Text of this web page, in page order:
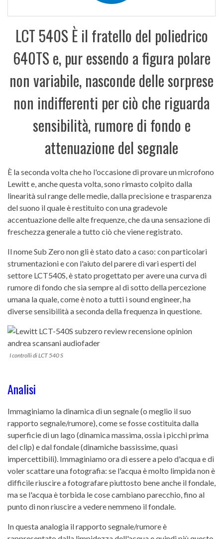
LCT 540S È il fratello del poliedrico
640TS e, pur essendo a figura polare
non variabile, nasconde delle sorprese
non indifferenti per ciò che riguarda
sensibilità, rumore di fondo e
attenuazione del segnale
È la seconda volta che ho l'occasione di provare un microfono
Lewitt e, anche questa volta, sono rimasto colpito dalla
linearità sul range delle medie, dalla precisione e trasparenza
del suono il quale è restituito con una gradevole
accentuazione delle alte frequenze, che da una sensazione di
freschezza generale a tutto ciò che viene registrato.
Il nome Sub Zero non gli è stato dato a caso: con particolari
strumentazioni e con l'aiuto del parere di vari esperti del
settore LCT540S, è stato progettato per avere una curva di
rumore di fondo che sia sempre al di sotto della percezione
umana la quale, come è noto a tutti i sound engineer, ha
diverse sensibilità a seconda della frequenza in questione.
I controlli di LCT 540 S
Analisi
Immaginiamo la dinamica di un segnale (o meglio il suo
rapporto segnale/rumore), come se fosse costituita dalla
superficie di un lago (dinamica massima, ossia i picchi prima
del clip) e dal fondale (dinamiche bassissime, quasi
impercettibili). Immaginiamo ora di essere a pelo d'acqua e di
voler scattare una fotografia: se l'acqua è molto limpida non è
difficile riuscire a fotografare piuttosto bene anche il fondale,
ma se l'acqua è torbida le cose cambiano parecchio, fino al
punto di non riuscire a vedere nemmeno il fondale.
In questa analogia il rapporto segnale/rumore è